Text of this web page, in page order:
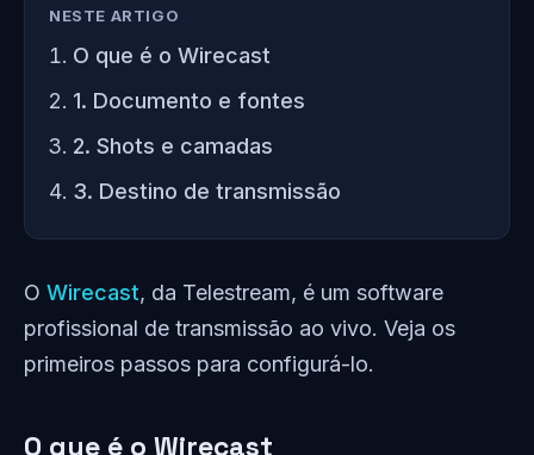
NESTE ARTIGO
O que é o Wirecast
1. Documento e fontes
2. Shots e camadas
3. Destino de transmissão
O Wirecast, da Telestream, é um software
profissional de transmissão ao vivo. Veja os
primeiros passos para configurá-lo.
O que é o Wirecast